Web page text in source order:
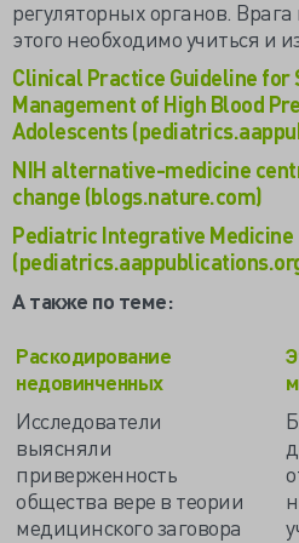
регуляторных органов.
этого необходимо учиться и
Clinical Practice Guideline for
Management of High Blood
Adolescents
NIH alternative-medicine
change (blogs.nature.com)
Pediatric Integrative Medicine
А также по теме:
Раскодирование
недовинченных
Исследователи
выясняли
приверженность
общества вере в теории
медицинского заговора